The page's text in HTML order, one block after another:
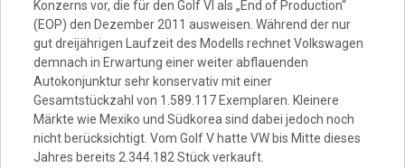
Konzerns vor, die für den Golf VI als „End of Production“
(EOP) den Dezember 2011 ausweisen. Während der nur
gut dreijährigen Laufzeit des Modells rechnet Volkswagen
demnach in Erwartung einer weiter abflauenden
Autokonjunktur sehr konservativ mit einer
Gesamtstückzahl von 1.589.117 Exemplaren. Kleinere
Märkte wie Mexiko und Südkorea sind dabei jedoch noch
nicht berücksichtigt. Vom Golf V hatte VW bis Mitte dieses
Jahres bereits 2.344.182 Stück verkauft.